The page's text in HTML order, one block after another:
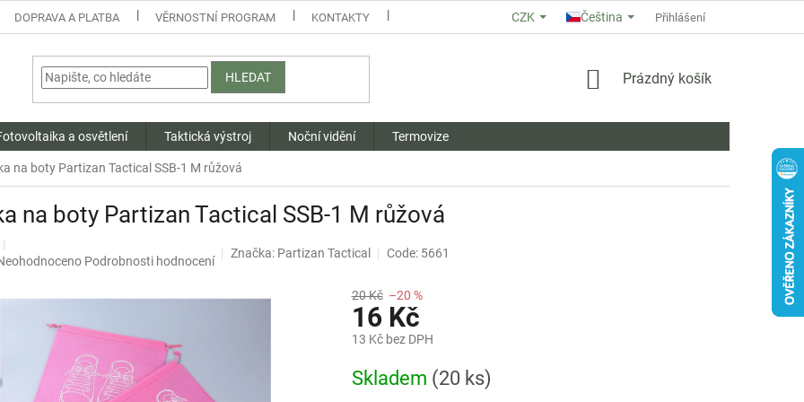
DOPRAVA A PLATBA VĚRNOSTNÍ PROGRAM KONTAKTY HODNOCENÍ OBCHODU OBCHODNÍ PODMÍNKY
CZK Čeština Přihlášení
HLEDAT
NÁKUPNÍ
Prázdný košík
a osvětlení Taktická výstroj Noční vidění Termovize
na boty Partizan Tactical SSB-1 M růžová
na boty Partizan Tactical SSB-1 M růžová
hvězdiček.
Podrobnosti hodnocení
Značka: Partizan Tactical Code: 5661
20 Kč –20 %
16 Kč
13 Kč bez DPH
cena:
Skladem (20 ks)